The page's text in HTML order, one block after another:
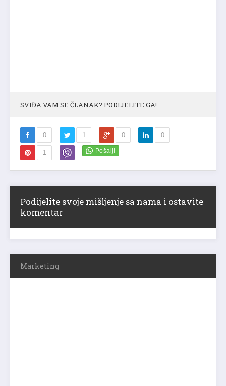
SVIĐA VAM SE ČLANAK? PODIJELITE GA!
0 1 0 0
1
Podijelite svoje mišljenje sa nama i ostavite
komentar
Marketing